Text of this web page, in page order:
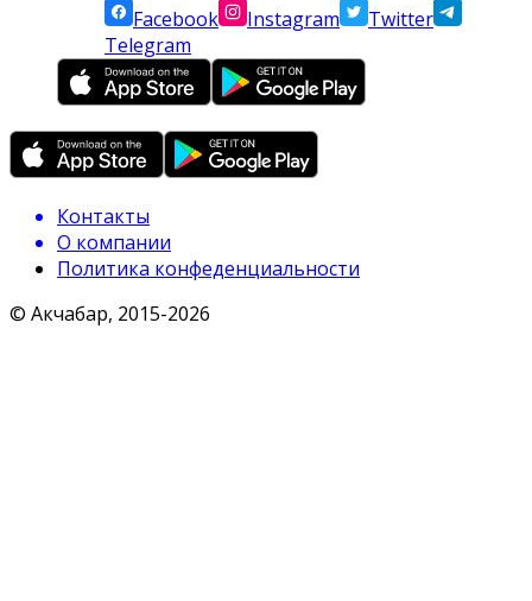
Facebook
Instagram
Twitter
Telegram
Контакты
О компании
Политика конфеденциальности
© Акчабар, 2015-2026